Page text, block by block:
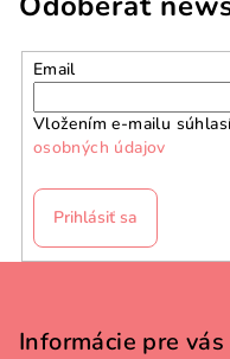
Email
Vložením e-mailu
osobných údajov
Prihlásiť sa
Informácie pre vás